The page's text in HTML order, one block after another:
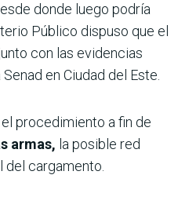
donde luego podría
Público dispuso que el
con las evidencias
en Ciudad del Este.
procedimiento a fin de
armas, la posible red
del cargamento.